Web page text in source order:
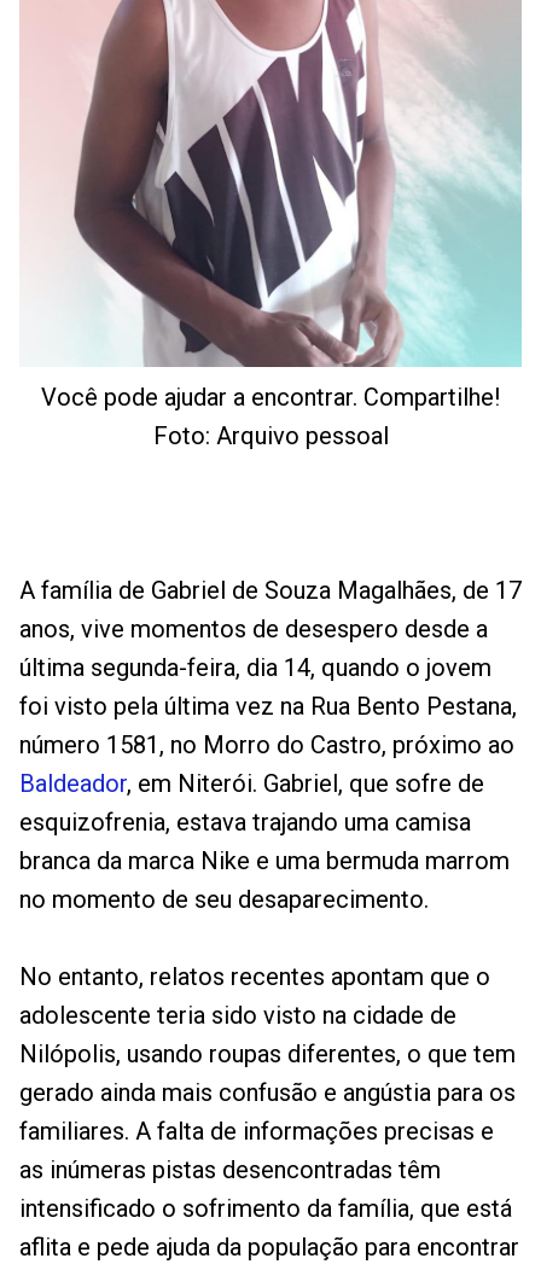
Você pode ajudar a encontrar. Compartilhe!
Foto: Arquivo pessoal
A família de Gabriel de Souza Magalhães, de 17
anos, vive momentos de desespero desde a
última segunda-feira, dia 14, quando o jovem
foi visto pela última vez na Rua Bento Pestana,
número 1581, no Morro do Castro, próximo ao
Baldeador, em Niterói. Gabriel, que sofre de
esquizofrenia, estava trajando uma camisa
branca da marca Nike e uma bermuda marrom
no momento de seu desaparecimento.
No entanto, relatos recentes apontam que o
adolescente teria sido visto na cidade de
Nilópolis, usando roupas diferentes, o que tem
gerado ainda mais confusão e angústia para os
familiares. A falta de informações precisas e
as inúmeras pistas desencontradas têm
intensificado o sofrimento da família, que está
aflita e pede ajuda da população para encontrar